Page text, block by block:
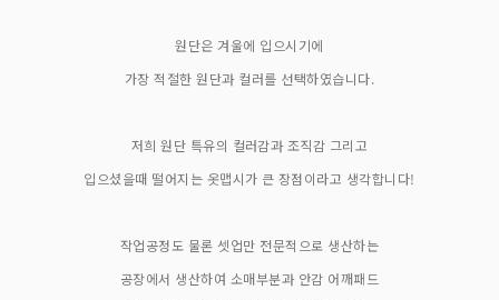
원단은 겨울에 입으시기에
가장 적절한 원단과 컬러를 선택하였습니다.
저희 원단 특유의 컬러감과 조직감 그리고
입으셨을때 떨어지는 옷맵시가 큰 장점이라고 생각합니다!
작업공정도 물론 셋업만 전문적으로 생산하는
공장에서 생산하여 소매부분과 안감 어깨패드